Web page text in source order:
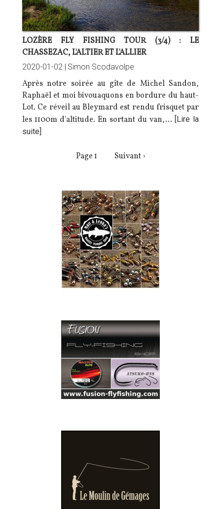
LOZÈRE FLY FISHING TOUR (3/4) : LE
CHASSEZAC, L'ALTIER ET L'ALLIER
2020-01-02 | Simon Scodavolpe
Après notre soirée au gîte de Michel Sandon,
Raphaël et moi bivouaquons en bordure du haut-
Lot. Ce réveil au Bleymard est rendu frisquet par
les 1100m d'altitude. En sortant du van,… [Lire la
suite]
Page 1
Page
Suivant ›